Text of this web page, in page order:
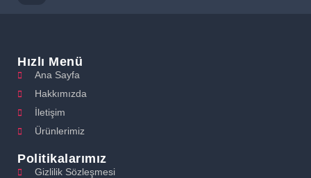
Hızlı Menü
Ana Sayfa
Hakkımızda
İletişim
Ürünlerimiz
Politikalarımız
Gizlilik Sözleşmesi